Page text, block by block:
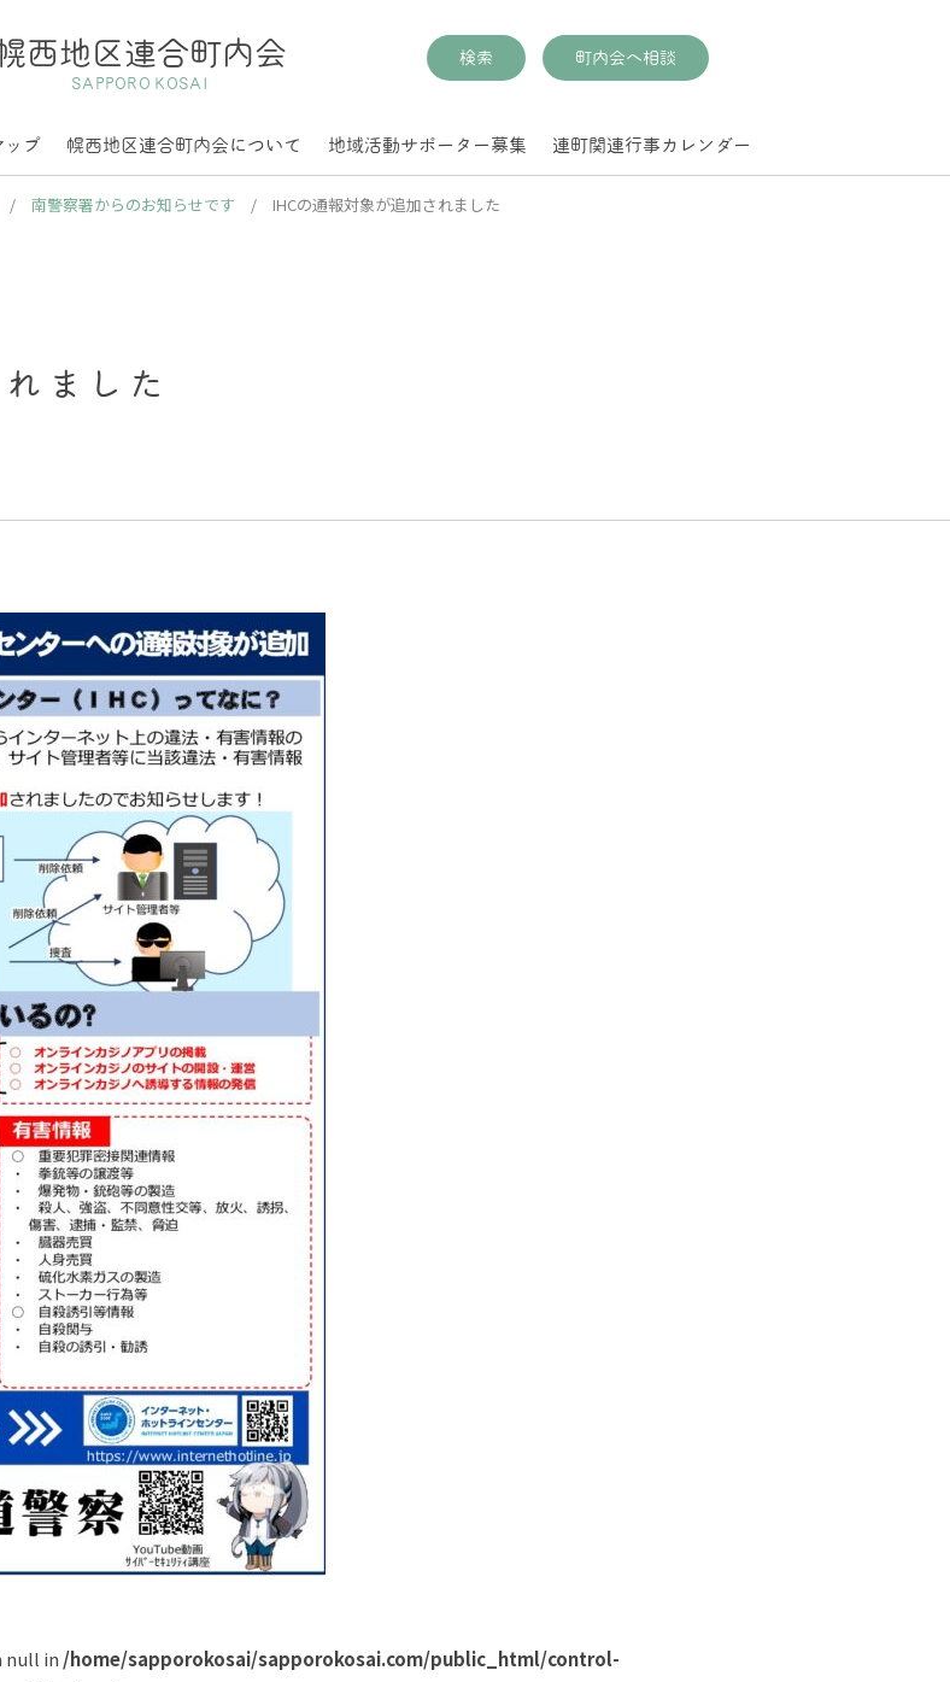
西地区連合町内会
SAPPORO KOSAI
検索 町内会へ相談
ップ 幌西地区連合町内会について 地域活動サポーター募集 連町関連行事カレンダー
/ 南警察署からのお知らせです / IHCの通報対象が追加されました
ました
null in /home/sapporokosai/sapporokosai.com/public_html/control-